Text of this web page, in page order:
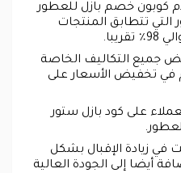
كوبون خصم بازل للعطور
التي تتطابق المنتجات
جميع التكاليف الخاصة
في تخفيض الأسعار على
على كود بازل ستور
زيادة الإقبال بشكل
أيضا إلى الجودة العالية